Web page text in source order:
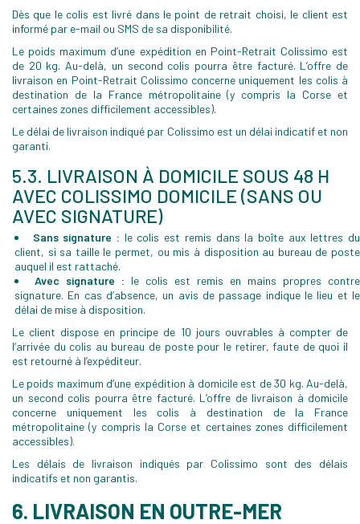
Dès que le colis est livré dans le point de retrait choisi, le client est
informé par e-mail ou SMS de sa disponibilité.
Le poids maximum d’une expédition en Point-Retrait Colissimo est
de 20 kg. Au-delà, un second colis pourra être facturé. L’offre de
livraison en Point-Retrait Colissimo concerne uniquement les colis à
destination de la France métropolitaine (y compris la Corse et
certaines zones difficilement accessibles).
Le délai de livraison indiqué par Colissimo est un délai indicatif et non
garanti.
5.3. LIVRAISON À DOMICILE SOUS 48 H
AVEC COLISSIMO DOMICILE (SANS OU
AVEC SIGNATURE)
Sans signature : le colis est remis dans la boîte aux lettres du
client, si sa taille le permet, ou mis à disposition au bureau de poste
auquel il est rattaché.
Avec signature : le colis est remis en mains propres contre
signature. En cas d’absence, un avis de passage indique le lieu et le
délai de mise à disposition.
Le client dispose en principe de 10 jours ouvrables à compter de
l’arrivée du colis au bureau de poste pour le retirer, faute de quoi il
est retourné à l’expéditeur.
Le poids maximum d’une expédition à domicile est de 30 kg. Au-delà,
un second colis pourra être facturé. L’offre de livraison à domicile
concerne uniquement les colis à destination de la France
métropolitaine (y compris la Corse et certaines zones difficilement
accessibles).
Les délais de livraison indiqués par Colissimo sont des délais
indicatifs et non garantis.
6. LIVRAISON EN OUTRE-MER